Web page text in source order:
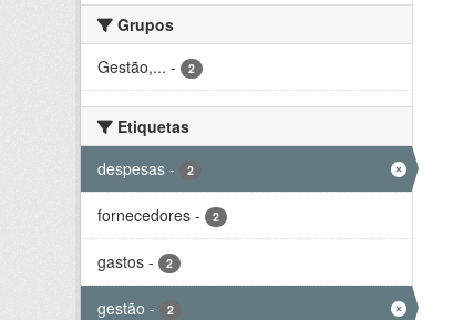
Grupos
Gestão,... - 2
Etiquetas
despesas - 2
fornecedores - 2
gastos - 2
gestão - 2